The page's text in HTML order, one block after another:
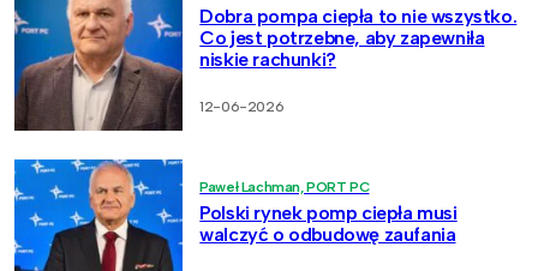
Dobra pompa ciepła to nie wszystko.
Co jest potrzebne, aby zapewniła
niskie rachunki?
12-06-2026
Paweł Lachman, PORT PC
Polski rynek pomp ciepła musi
walczyć o odbudowę zaufania